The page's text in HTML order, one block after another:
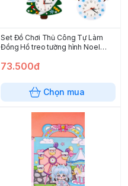
Set Đồ Chơi Thủ Công Tự Làm
Đồng Hồ treo tường hình Noel
73.500đ
Chọn mua